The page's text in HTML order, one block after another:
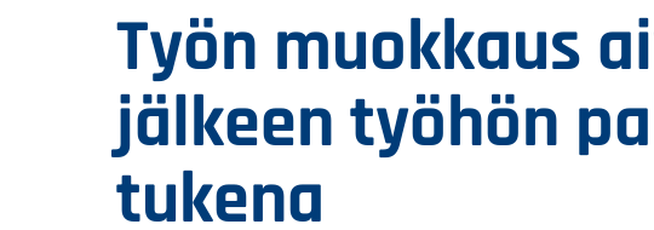
Työn muokkaus
jälkeen työhön
tukena